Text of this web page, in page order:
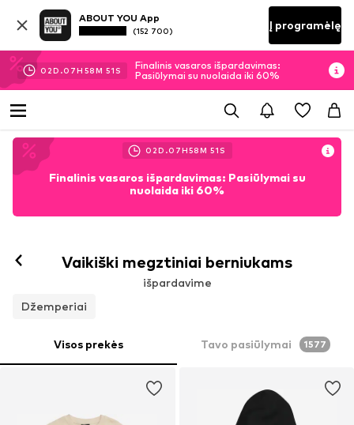
ABOUT YOU App
(152 700) Į programėlę
02D.07H 58M 49 S
Finalinis vasaros išpardavimas:
Pasiūlymai su nuolaida iki 60%
02D.07H58M 49S
Finalinis vasaros išpardavimas: Pasiūlymai su
nuolaida iki 60%
Vaikiški megztiniai berniukams
išpardavime
Džemperiai
Visos prekės Tavo pasiūlymai 1577